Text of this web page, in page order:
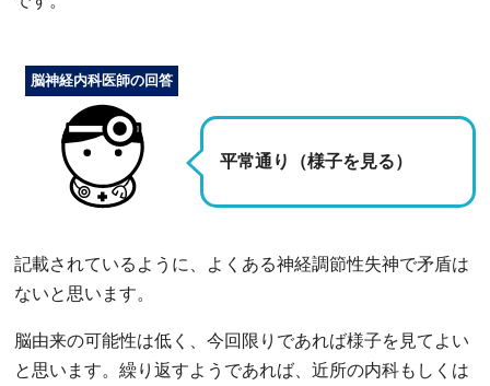
平常通り（様子を見る）
脳神経内科医師の回答
記載されているように、よくある神経調節性失神で矛盾は
ないと思います。
脳由来の可能性は低く、今回限りであれば様子を見てよい
と思います。繰り返すようであれば、近所の内科もしくは